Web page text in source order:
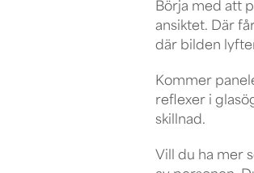
Börja med att
ansiktet. Där
där bilden
Kommer
reflexer i
skillnad.
Vill du ha mer